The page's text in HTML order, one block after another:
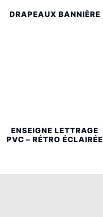
DRAPEAUX BANNIÈRE
ENSEIGNE LETTRAGE
PVC – RÉTRO ÉCLAIRÉE